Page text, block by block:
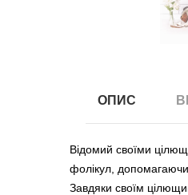
ОПИС
Відомий своїми
фолікул,
Завдяки своїм